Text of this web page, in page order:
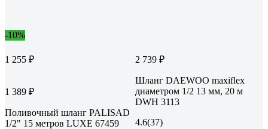
-10%
1 255 ₽
1 389 ₽
Поливочный шланг PALISAD
1/2" 15 метров LUXE 67459
2 739 ₽
Шланг DAEWOO maxiflex
диаметром 1/2 13 мм, 20 м
DWH 3113
4.6(37)